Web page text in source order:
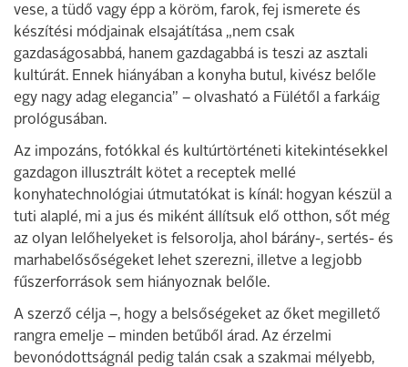
vese, a tüdő vagy épp a köröm, farok, fej ismerete és
készítési módjainak elsajátítása „nem csak
gazdaságosabbá, hanem gazdagabbá is teszi az asztali
kultúrát. Ennek hiányában a konyha butul, kivész belőle
egy nagy adag elegancia” – olvasható a Fülétől a farkáig
prológusában.
Az impozáns, fotókkal és kultúrtörténeti kitekintésekkel
gazdagon illusztrált kötet a receptek mellé
konyhatechnológiai útmutatókat is kínál: hogyan készül a
tuti alaplé, mi a jus és miként állítsuk elő otthon, sőt még
az olyan lelőhelyeket is felsorolja, ahol bárány-, sertés- és
marhabelősőségeket lehet szerezni, illetve a legjobb
fűszerforrások sem hiányoznak belőle.
A szerző célja –, hogy a belsőségeket az őket megillető
rangra emelje – minden betűből árad. Az érzelmi
bevonódottságnál pedig talán csak a szakmai mélyebb,